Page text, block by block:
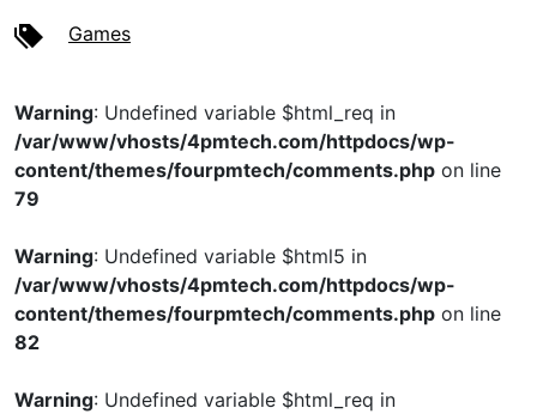
Games
Warning: Undefined variable $html_req in
/var/www/vhosts/4pmtech.com/httpdocs/wp-
content/themes/fourpmtech/comments.php on line
79
Warning: Undefined variable $html5 in
/var/www/vhosts/4pmtech.com/httpdocs/wp-
content/themes/fourpmtech/comments.php on line
82
Warning: Undefined variable $html_req in